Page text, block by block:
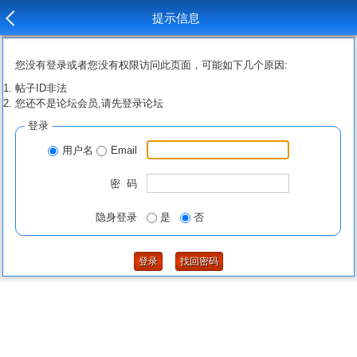
提示信息
您没有登录或者您没有权限访问此页面，可能如下几个原因:
帖子ID非法
您还不是论坛会员,请先登录论坛
登录
用户名 Email
密 码
隐身登录 是 否